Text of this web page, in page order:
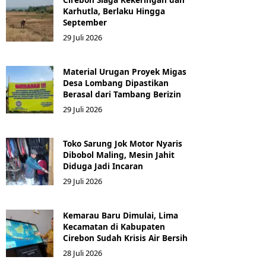
Karhutla, Berlaku Hingga
September
29 Juli 2026
Material Urugan Proyek Migas
Desa Lombang Dipastikan
Berasal dari Tambang Berizin
29 Juli 2026
Toko Sarung Jok Motor Nyaris
Dibobol Maling, Mesin Jahit
Diduga Jadi Incaran
29 Juli 2026
Kemarau Baru Dimulai, Lima
Kecamatan di Kabupaten
Cirebon Sudah Krisis Air Bersih
28 Juli 2026